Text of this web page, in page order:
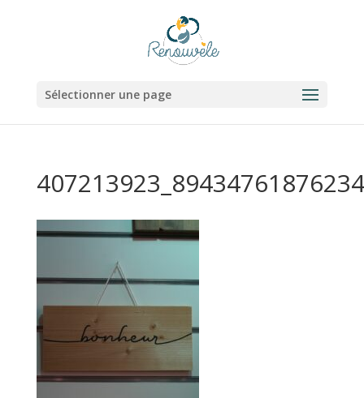
Sélectionner une page